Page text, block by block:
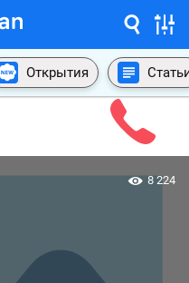
Открытия
8 224